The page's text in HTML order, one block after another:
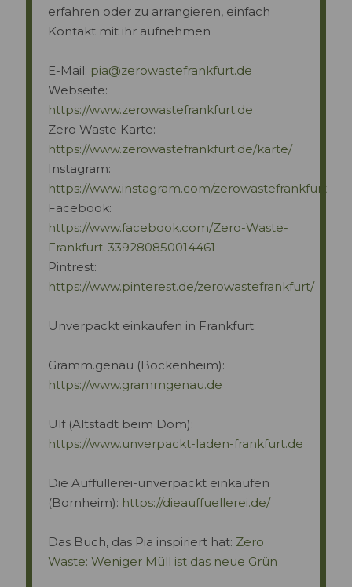
erfahren oder zu arrangieren, einfach
Kontakt mit ihr aufnehmen
E-Mail: pia@zerowastefrankfurt.de
Webseite:
https://www.zerowastefrankfurt.de
Zero Waste Karte:
https://www.zerowastefrankfurt.de/karte/
Instagram:
https://www.instagram.com/zerowastefrankfurt
Facebook:
https://www.facebook.com/Zero-Waste-
Frankfurt-339280850014461
Pintrest:
https://www.pinterest.de/zerowastefrankfurt/
Unverpackt einkaufen in Frankfurt:
Gramm.genau (Bockenheim):
https://www.grammgenau.de
Ulf (Altstadt beim Dom):
https://www.unverpackt-laden-frankfurt.de
Die Auffüllerei-unverpackt einkaufen
(Bornheim): https://dieauffuellerei.de/
Das Buch, das Pia inspiriert hat: Zero
Waste: Weniger Müll ist das neue Grün